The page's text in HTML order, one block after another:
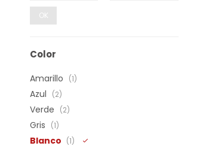
OK
Color
Amarillo (1)
Azul (2)
Verde (2)
Gris (1)
Blanco (1)